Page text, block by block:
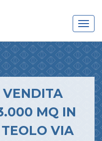
VENDITA
MQ IN
VIA